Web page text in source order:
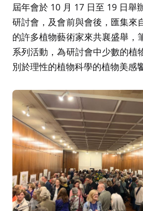
屆年會於 10 月 17 日至 19 日舉
研討會，及會前與會後，匯集來
的許多植物藝術家來共襄盛舉，
系列活動，為研討會中少數的植
別於理性的植物科學的植物美感